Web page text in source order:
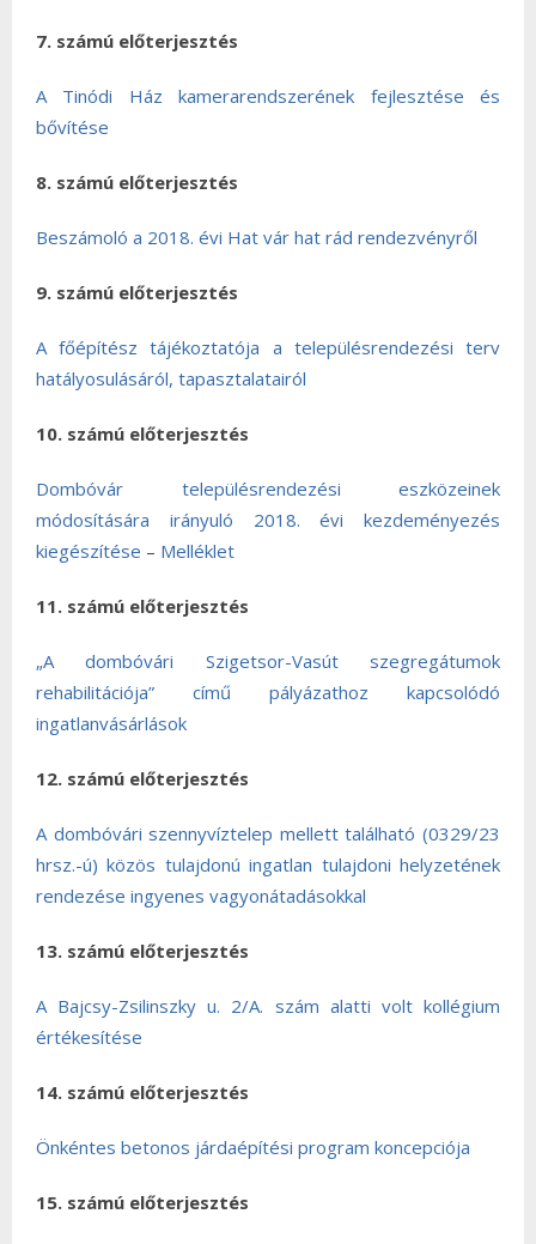
7. számú előterjesztés
A Tinódi Ház kamerarendszerének fejlesztése és
bővítése
8. számú előterjesztés
Beszámoló a 2018. évi Hat vár hat rád rendezvényről
9. számú előterjesztés
A főépítész tájékoztatója a településrendezési terv
hatályosulásáról, tapasztalatairól
10. számú előterjesztés
Dombóvár településrendezési eszközeinek
módosítására irányuló 2018. évi kezdeményezés
kiegészítése – Melléklet
11. számú előterjesztés
„A dombóvári Szigetsor-Vasút szegregátumok
rehabilitációja” című pályázathoz kapcsolódó
ingatlanvásárlások
12. számú előterjesztés
A dombóvári szennyvíztelep mellett található (0329/23
hrsz.-ú) közös tulajdonú ingatlan tulajdoni helyzetének
rendezése ingyenes vagyonátadásokkal
13. számú előterjesztés
A Bajcsy-Zsilinszky u. 2/A. szám alatti volt kollégium
értékesítése
14. számú előterjesztés
Önkéntes betonos járdaépítési program koncepciója
15. számú előterjesztés